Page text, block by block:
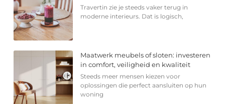
Travertin zie je steeds vaker terug in
moderne interieurs. Dat is logisch,
Maatwerk meubels of sloten: investeren
in comfort, veiligheid en kwaliteit
Steeds meer mensen kiezen voor
oplossingen die perfect aansluiten op hun
woning